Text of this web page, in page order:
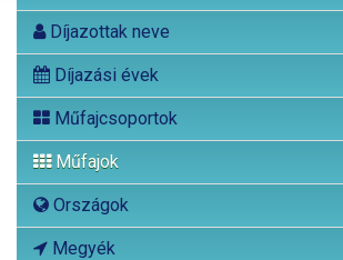
Díjazottak neve
Díjazási évek
Műfajcsoportok
Műfajok
Országok
Megyék